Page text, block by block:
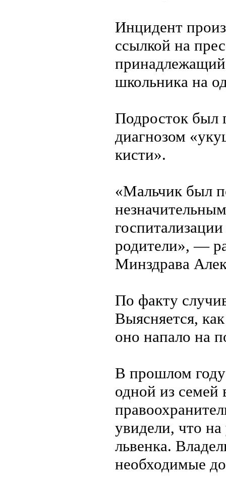
Инцидент
ссылкой на
школьника на
Подросток был
диагнозом
кисти».
«Мальчик был
родители», —
Минздрава
По факту
Выясняется,
оно напало на
В прошлом
одной из семей
увидели, что
львенка.
необходимые